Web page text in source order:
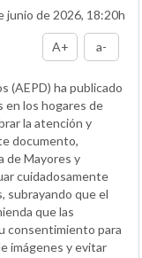
junio de 2026, 18:20h
A+ a-
(AEPD) ha publicado
en los hogares de
la atención y
documento,
de Mayores y
cuidadosamente
subrayando que el
que las
consentimiento para
imágenes y evitar